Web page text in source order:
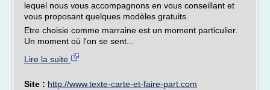
lequel nous vous accompagnons en vous conseillant et
vous proposant quelques modèles gratuits.
Etre choisie comme marraine est un moment particulier.
Un moment où l'on se sent...
Lire la suite
Site : http://www.texte-carte-et-faire-part.com